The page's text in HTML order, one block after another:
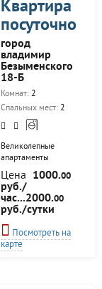
с диваном
Холодильник
Микроволновая
печь Электрический
чайник Набор
посуды Чай, кофе
Спутниковое
телевидение
Беспроводной
интернет Wi-Fi
Квартира
посуточно
город
владимир
Безыменского
18-Б
Комнат: 2
Спальных мест: 2
Великолепные
апартаменты
воплощающие в
себе комфорт, стиль
и полный комплект
удобств!
Стараниями
дизайнера
современно и
благородно
Цена 1000.00
руб./
час...2000.00
руб./сутки
Посмотреть на
карте